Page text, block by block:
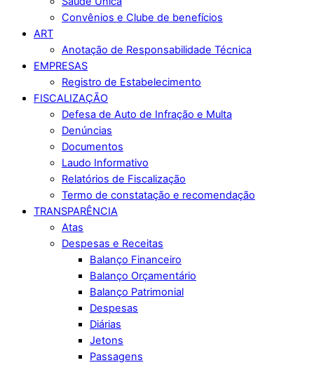
Convênios e Clube de benefícios
ART
Anotação de Responsabilidade Técnica
EMPRESAS
Registro de Estabelecimento
FISCALIZAÇÃO
Defesa de Auto de Infração e Multa
Denúncias
Documentos
Laudo Informativo
Relatórios de Fiscalização
Termo de constatação e recomendação
TRANSPARÊNCIA
Atas
Despesas e Receitas
Balanço Financeiro
Balanço Orçamentário
Balanço Patrimonial
Despesas
Diárias
Jetons
Passagens